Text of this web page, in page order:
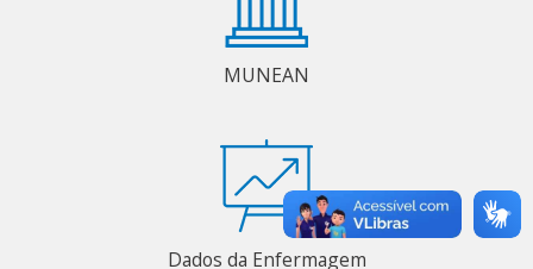
MUNEAN
Dados da Enfermagem